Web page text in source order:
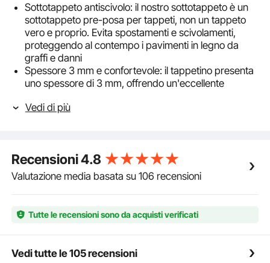
Sottotappeto antiscivolo: il nostro sottotappeto è un
sottotappeto pre-posa per tappeti, non un tappeto
vero e proprio. Evita spostamenti e scivolamenti,
proteggendo al contempo i pavimenti in legno da
graffi e danni
Spessore 3 mm e confortevole: il tappetino presenta
uno spessore di 3 mm, offrendo un'eccellente
evitare danni ai pavimenti. Il suo peso di 850 g/m²
inclusi, questa imbottitura per tappeti riduce
spostamenti. Riduce al minimo i movimenti del
tappeto dovuti a movimenti con animali domestici
leggermente più grande del tuo tappeto. Puoi tagliare
con precisione il tappetino alla misura desiderata. I
e senza sfilacciature
Guida alla scelta delle taglie: il tappetino in feltro è
Vedi di più
Recensioni4.8
Valutazione media basata su 106 recensioni
Tutte le recensioni sono da acquisti verificati
Vedi tutte le 105 recensioni